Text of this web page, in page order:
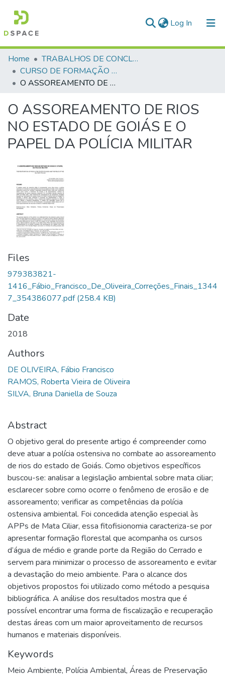
Log In (current)
Communities & Collections
All of DSpace
Home
TRABALHOS DE CONCLUSÃO DE CURSO - CFP (CURSO DE FORMAÇÃO DE PRAÇAS)
CURSO DE FORMAÇÃO DE PRAÇAS - CFP - 2018
O ASSOREAMENTO DE RIOS NO ESTADO DE GOIÁS E O PAPEL DA POLÍCIA MILITAR
O ASSOREAMENTO DE RIOS
NO ESTADO DE GOIÁS E O
PAPEL DA POLÍCIA MILITAR
Files
979383821-
1416_Fábio_Francisco_De_Oliveira_Correções_Finais_1344
7_354386077.pdf(258.4 KB)
Date
2018
Authors
DE OLIVEIRA, Fábio Francisco
RAMOS, Roberta Vieira de Oliveira
SILVA, Bruna Daniella de Souza
Abstract
O objetivo geral do presente artigo é compreender como
deve atuar a polícia ostensiva no combate ao assoreamento
de rios do estado de Goiás. Como objetivos específicos
buscou-se: analisar a legislação ambiental sobre mata ciliar;
esclarecer sobre como ocorre o fenômeno de erosão e de
assoreamento; verificar as competências da polícia
ostensiva ambiental. Foi concedida atenção especial às
APPs de Mata Ciliar, essa fitofisionomia caracteriza-se por
apresentar formação florestal que acompanha os cursos
d’água de médio e grande porte da Região do Cerrado e
servem para minimizar o processo de assoreamento e evitar
a devastação do meio ambiente. Para o alcance dos
objetivos propostos foi utilizado como método a pesquisa
bibliográfica. A análise dos resultados mostra que é
possível encontrar uma forma de fiscalização e recuperação
destas áreas com um maior aproveitamento de recursos
humanos e materiais disponíveis.
Keywords
Meio Ambiente, Polícia Ambiental, Áreas de Preservação